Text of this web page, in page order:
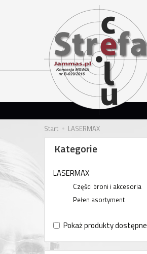
Start LASERMAX
Kategorie
LASERMAX
Części broni i akcesoria
Pełen asortyment
Pokaż produkty dostępne